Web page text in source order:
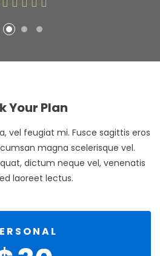
Your Plan
vel feugiat mi. Fusce sagittis eros
magna scelerisque vel.
dictum neque vel, venenatis
laoreet lectus.